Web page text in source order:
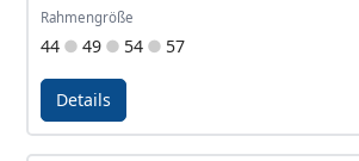
Rahmengröße
44 49 54 57
Details